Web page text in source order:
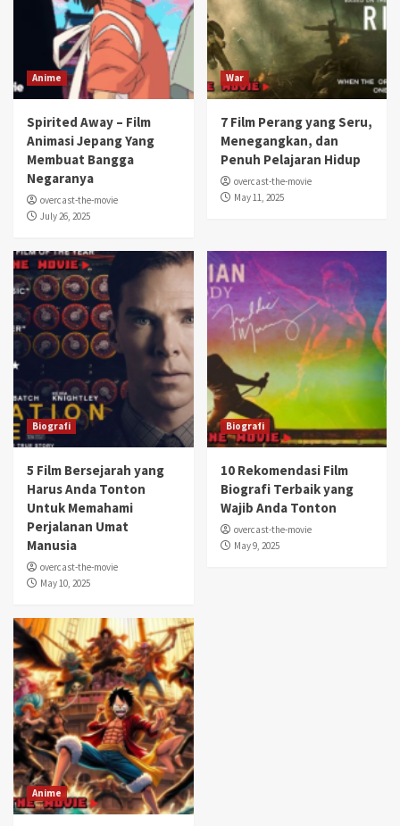
Anime
Spirited Away – Film
Animasi Jepang Yang
Membuat Bangga
Negaranya
overcast-the-movie
July 26, 2025
War
7 Film Perang yang Seru,
Menegangkan, dan
Penuh Pelajaran Hidup
overcast-the-movie
May 11, 2025
Biografi
5 Film Bersejarah yang
Harus Anda Tonton
Untuk Memahami
Perjalanan Umat
Manusia
overcast-the-movie
May 10, 2025
Biografi
10 Rekomendasi Film
Biografi Terbaik yang
Wajib Anda Tonton
overcast-the-movie
May 9, 2025
Anime